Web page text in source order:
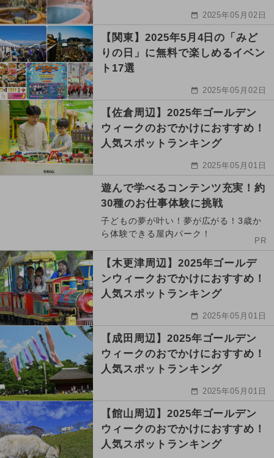
2025年05月02日
【関東】2025年5月4日の「みど
りの日」に無料で楽しめるイベン
ト17選
2025年05月02日
【佐倉周辺】2025年ゴールデン
ウィークのおでかけにおすすめ！
人気スポットランキング
2025年05月01日
遊んで学べるコンテンツ充実！約
30種のお仕事体験に挑戦
子どもの夢が叶い！夢が広がる！3歳か
ら体験できる屋内パーク！
PR
【木更津周辺】2025年ゴールデ
ンウィークおでかけにおすすめ！
人気スポットランキング
2025年05月01日
【成田周辺】2025年ゴールデン
ウィークのおでかけにおすすめ！
人気スポットランキング
2025年05月01日
【館山周辺】2025年ゴールデン
ウィークのおでかけにおすすめ！
人気スポットランキング